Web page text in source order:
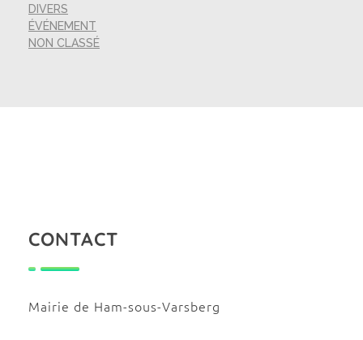
DIVERS
ÉVÉNEMENT
NON CLASSÉ
CONTACT
Mairie de Ham-sous-Varsberg